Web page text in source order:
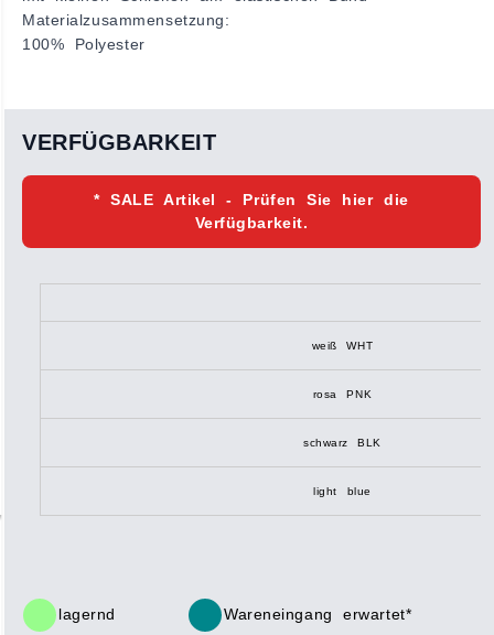
Materialzusammensetzung:
100% Polyester
VERFÜGBARKEIT
* SALE Artikel - Prüfen Sie hier die
Verfügbarkeit.
weiß WHT
rosa PNK
schwarz BLK
light blue
lagernd
Wareneingang erwartet*